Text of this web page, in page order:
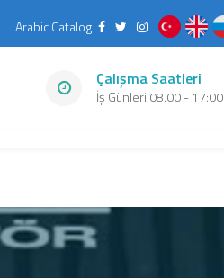
Arabic Catalog
Çalışma Saatleri
İş Günleri 08.00 - 17:00